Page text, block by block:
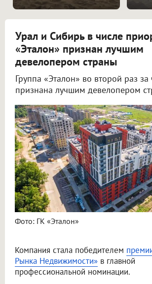
Урал и Сибирь в числе
«Эталон» признан лучшим
девелопером страны
Группа «Эталон» во второй раз за
признана лучшим девелопером
Фото: ГК «Эталон»
Компания стала победителем
Рынка Недвижимости» в главной
профессиональной номинации.